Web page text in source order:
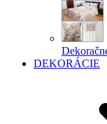
DEKORÁCIE